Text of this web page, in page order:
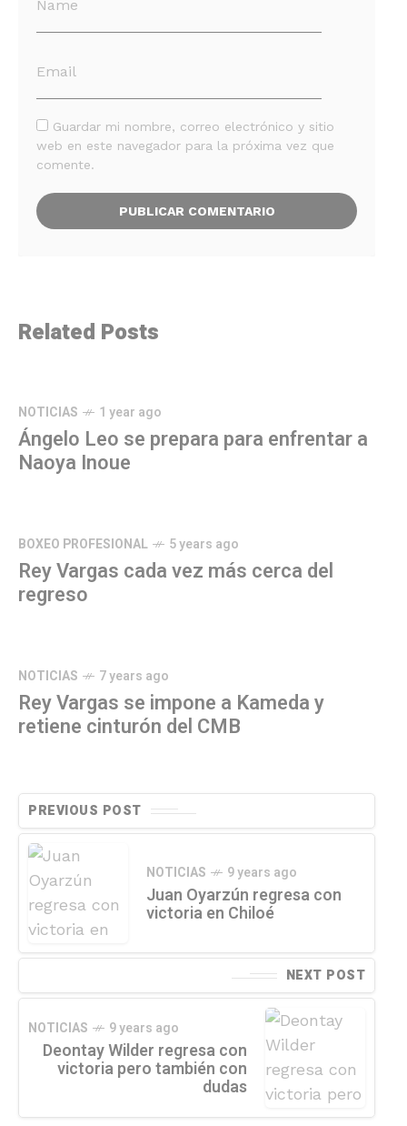
Guardar mi nombre, correo electrónico y sitio
web en este navegador para la próxima vez que
comente.
Related Posts
NOTICIAS 1 year ago
Ángelo Leo se prepara para enfrentar a
Naoya Inoue
BOXEO PROFESIONAL 5 years ago
Rey Vargas cada vez más cerca del
regreso
NOTICIAS 7 years ago
Rey Vargas se impone a Kameda y
retiene cinturón del CMB
PREVIOUS POST
NOTICIAS 9 years ago
Juan Oyarzún regresa con
victoria en Chiloé
NEXT POST
NOTICIAS 9 years ago
Deontay Wilder regresa con
victoria pero también con
dudas